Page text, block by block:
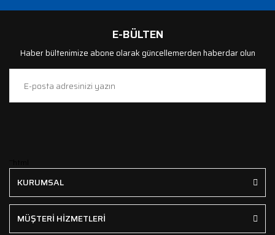
E-BÜLTEN
Haber bültenimize abone olarak güncellemerden haberdar olun
KURUMSAL
MÜŞTERİ HİZMETLERİ